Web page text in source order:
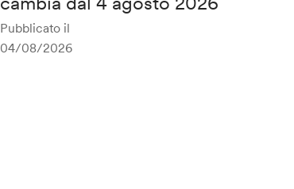
Pubblicato il
04/08/2026